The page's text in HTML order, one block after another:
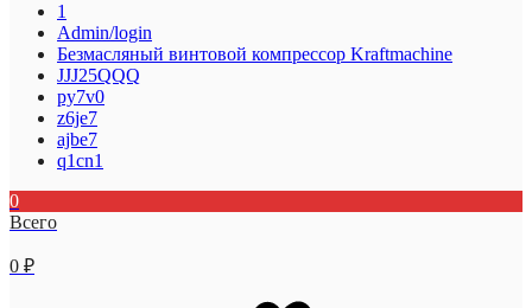
1
Admin/login
Безмасляный винтовой компрессор Kraftmaсhine
JJJ25QQQ
py7v0
z6je7
ajbe7
q1cn1
0
Всего
0 ₽